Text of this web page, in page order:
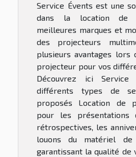
Service Évents est une
dans la location de
meilleures marques et
des projecteurs
plusieurs avantages lors
projecteur pour vos
Découvrez ici
différents types de
proposés Location de
pour les présentations
rétrospectives, les
louons du matériel
garantissant la qualité de